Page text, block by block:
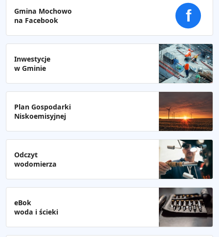
Gmina Mochowo
na Facebook
f
Inwestycje
w Gminie
Plan Gospodarki
Niskoemisyjnej
Odczyt
wodomierza
eBok
woda i ścieki